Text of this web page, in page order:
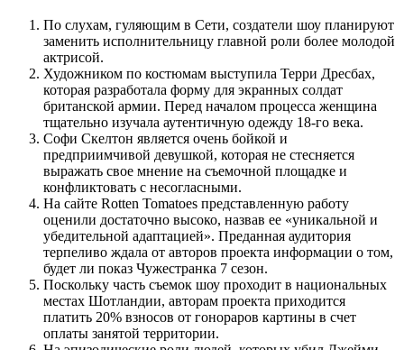
По слухам, гуляющим в Сети, создатели шоу планируют
заменить исполнительницу главной роли более молодой
актрисой.
Художником по костюмам выступила Терри Дресбах,
которая разработала форму для экранных солдат
британской армии. Перед началом процесса женщина
тщательно изучала аутентичную одежду 18-го века.
Софи Скелтон является очень бойкой и
предприимчивой девушкой, которая не стесняется
выражать свое мнение на съемочной площадке и
конфликтовать с несогласными.
На сайте Rotten Tomatoes представленную работу
оценили достаточно высоко, назвав ее «уникальной и
убедительной адаптацией». Преданная аудитория
терпеливо ждала от авторов проекта информации о том,
будет ли показ Чужестранка 7 сезон.
Поскольку часть съемок шоу проходит в национальных
местах Шотландии, авторам проекта приходится
платить 20% взносов от гонораров картины в счет
оплаты занятой территории.